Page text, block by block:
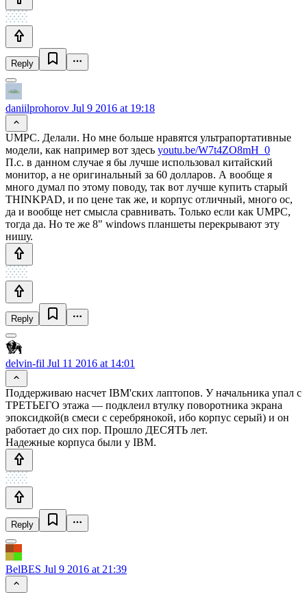
Reply
daniilprohorov Jul 9 2016 at 19:18
UMPC. Делали. Но мне больше нравятся ультрапортативные
модели, как например вот здесь youtu.be/W7t4ZO8mH_0
П.с. в данном случае я бы лучше использовал китайский
монитор, а не оригинальный за 60 долларов. А вообще я
много думал по этому поводу, так вот лучше купить старый
THINKPAD, и по цене так же, и корпус отличный, много ос,
да и вообще нет смысла сравнивать. Только если как UMPC,
тогда да. Но те же 8" windows планшеты перекрывают эту
нишу.
Reply
delvin-fil Jul 11 2016 at 14:01
Поддерживаю насчет IBM'ских лаптопов. У начальника упал с
ТРЕТЬЕГО этажа — подклеил втулку поворотника экрана
эпоксидкой(в смеси с серебрянокой, ибо корпус серый) и он
работает до сих пор. Прошло ДЕСЯТЬ лет.
Надежные корпуса были у IBM.
Reply
BelBES Jul 9 2016 at 21:39